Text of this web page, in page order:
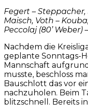
Fegert – Steppacher,
Maisch, Voth –
Peccolaj (80’ Weber)
Nachdem die
geplante Sonntags-
Mannschaft
musste, beschloss
Bauschlott das vor
nachzuholen. Beim
blitzschnell. Bereits